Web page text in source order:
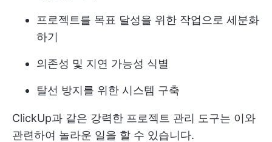
프로젝트를 목표 달성을 위한 작업으로 세분화
하기
의존성 및 지연 가능성 식별
탈선 방지를 위한 시스템 구축
ClickUp과 같은 강력한 프로젝트 관리 도구는 이와
관련하여 놀라운 일을 할 수 있습니다.